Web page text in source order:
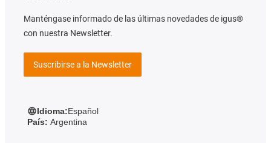
Manténgase informado de las últimas novedades de igus®
con nuestra Newsletter.
Suscribirse a la Newsletter
Idioma:Español
País: Argentina